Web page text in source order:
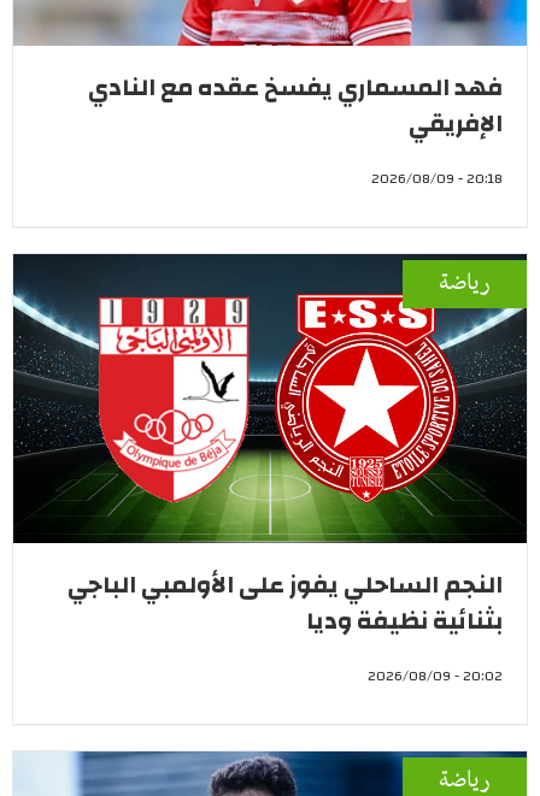
فهد المسماري يفسخ عقده مع النادي
الإفريقي
20:18 - 2026/08/09
رياضة
النجم الساحلي يفوز على الأولمبي الباجي
بثنائية نظيفة وديا
20:02 - 2026/08/09
رياضة